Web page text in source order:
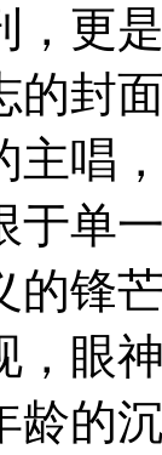
，更
的封
主唱
于单
的锋
，眼
的沉